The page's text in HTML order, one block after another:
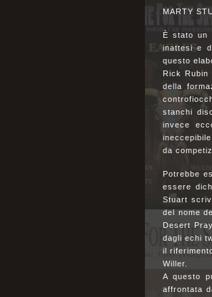
MARTY
È stato un
inattesi e
questo
Rick
della
stanchi
invece
da
Potrebbe
essere
Stuart
del nome
Desert
dagli echi
il
Willer.
A questo
affrontata